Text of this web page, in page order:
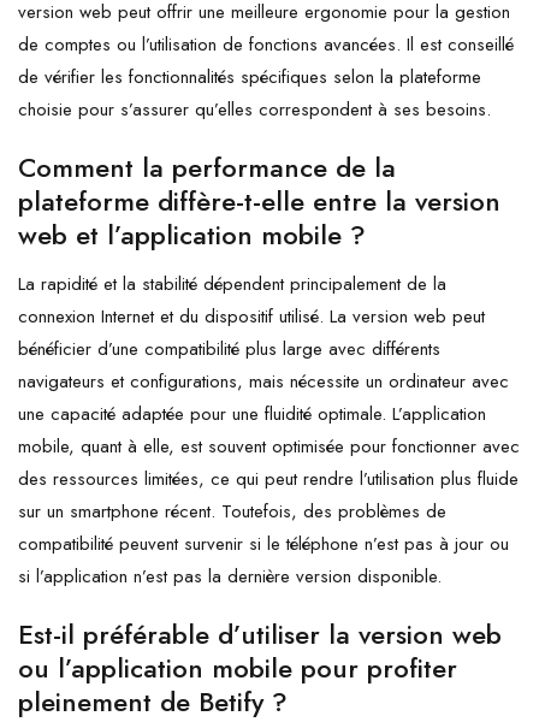
version web peut offrir une meilleure ergonomie pour la gestion
de comptes ou l’utilisation de fonctions avancées. Il est conseillé
de vérifier les fonctionnalités spécifiques selon la plateforme
choisie pour s’assurer qu’elles correspondent à ses besoins.
Comment la performance de la
plateforme diffère-t-elle entre la version
web et l’application mobile ?
La rapidité et la stabilité dépendent principalement de la
connexion Internet et du dispositif utilisé. La version web peut
bénéficier d’une compatibilité plus large avec différents
navigateurs et configurations, mais nécessite un ordinateur avec
une capacité adaptée pour une fluidité optimale. L’application
mobile, quant à elle, est souvent optimisée pour fonctionner avec
des ressources limitées, ce qui peut rendre l’utilisation plus fluide
sur un smartphone récent. Toutefois, des problèmes de
compatibilité peuvent survenir si le téléphone n’est pas à jour ou
si l’application n’est pas la dernière version disponible.
Est-il préférable d’utiliser la version web
ou l’application mobile pour profiter
pleinement de Betify ?